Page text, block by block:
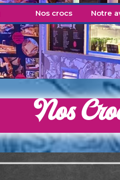
Nos crocs Notre
Nos